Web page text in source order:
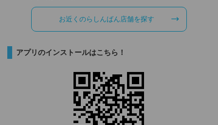
お近くのらしんばん店舗を探す
アプリのインストールはこちら！